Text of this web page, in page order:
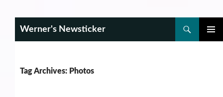
Werner's Newsticker
Tag Archives: Photos